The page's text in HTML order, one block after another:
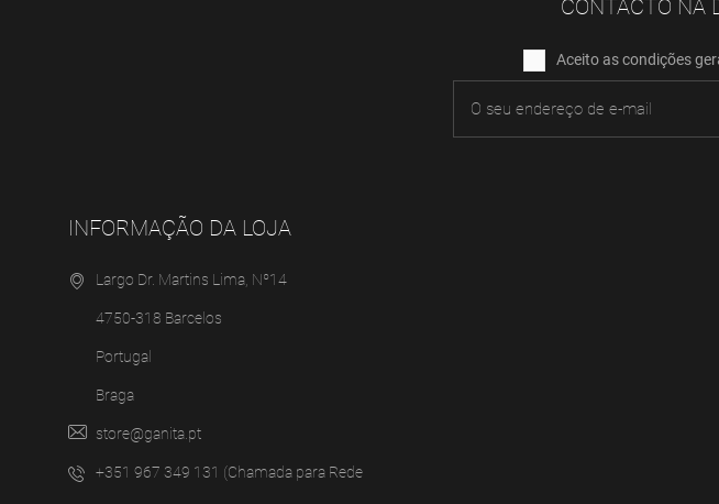
CONTACTO NA
Aceito as condições
INFORMAÇÃO DA LOJA
Largo Dr. Martins Lima, Nº14
4750-318 Barcelos
Portugal
Braga
store@ganita.pt
+351 967 349 131 (Chamada para Rede